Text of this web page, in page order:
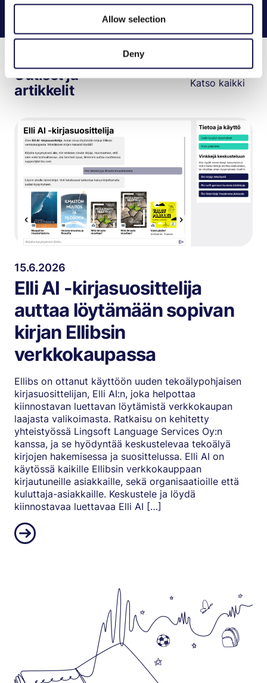
Allow selection
Deny
Siirry verkkokauppaan
Uutiset ja
artikkelit
Katso kaikki
15.6.2026
Elli AI -kirjasuosittelija
auttaa löytämään sopivan
kirjan Ellibsin
verkkokaupassa
Ellibs on ottanut käyttöön uuden tekoälypohjaisen
kirjasuosittelijan, Elli AI:n, joka helpottaa
kiinnostavan luettavan löytämistä verkkokaupan
laajasta valikoimasta. Ratkaisu on kehitetty
yhteistyössä Lingsoft Language Services Oy:n
kanssa, ja se hyödyntää keskustelevaa tekoälyä
kirjojen hakemisessa ja suosittelussa. Elli AI on
käytössä kaikille Ellibsin verkkokauppaan
kirjautuneille asiakkaille, sekä organisaatioille että
kuluttaja-asiakkaille. Keskustele ja löydä
kiinnostavaa luettavaa Elli AI […]